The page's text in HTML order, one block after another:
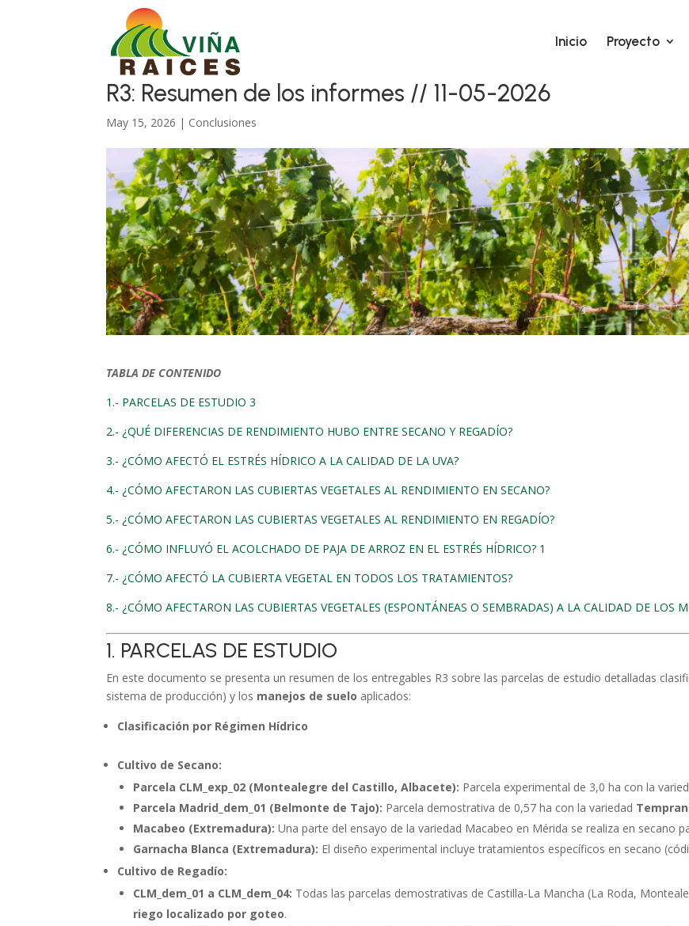
Inicio Proyecto
R3: Resumen de los informes // 11-05-2026
May 15, 2026 | Conclusiones
TABLA DE CONTENIDO
1.- PARCELAS DE ESTUDIO 3
2.- ¿QUÉ DIFERENCIAS DE RENDIMIENTO HUBO ENTRE SECANO Y REGADÍO?
3.- ¿CÓMO AFECTÓ EL ESTRÉS HÍDRICO A LA CALIDAD DE LA UVA?
4.- ¿CÓMO AFECTARON LAS CUBIERTAS VEGETALES AL RENDIMIENTO EN SECANO?
5.- ¿CÓMO AFECTARON LAS CUBIERTAS VEGETALES AL RENDIMIENTO EN REGADÍO?
6.- ¿CÓMO INFLUYÓ EL ACOLCHADO DE PAJA DE ARROZ EN EL ESTRÉS HÍDRICO? 1
7.- ¿CÓMO AFECTÓ LA CUBIERTA VEGETAL EN TODOS LOS TRATAMIENTOS?
8.- ¿CÓMO AFECTARON LAS CUBIERTAS VEGETALES (ESPONTÁNEAS O SEMBRADAS) A LA CALIDAD DE LOS
1. PARCELAS DE ESTUDIO
En este documento se presenta un resumen de los entregables R3 sobre las parcelas de estudio detalladas
sistema de producción) y los manejos de suelo aplicados:
Clasificación por Régimen Hídrico
Cultivo de Secano:
Parcela CLM_exp_02 (Montealegre del Castillo, Albacete): Parcela experimental de 3,0 ha con la
Parcela Madrid_dem_01 (Belmonte de Tajo): Parcela demostrativa de 0,57 ha con la variedad
Macabeo (Extremadura): Una parte del ensayo de la variedad Macabeo en Mérida se realiza en secano
Garnacha Blanca (Extremadura): El diseño experimental incluye tratamientos específicos en secano
Cultivo de Regadío:
CLM_dem_01 a CLM_dem_04: Todas las parcelas demostrativas de Castilla-La Mancha (La Roda,
riego localizado por goteo.